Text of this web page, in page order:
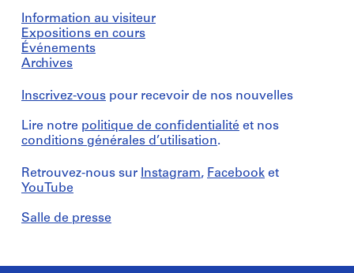
Information au visiteur
Expositions en cours
Événements
Archives
Inscrivez-vous pour recevoir de nos nouvelles
Lire notre politique de confidentialité et nos
conditions générales d’utilisation.
Retrouvez-nous sur Instagram, Facebook et
YouTube
Salle de presse